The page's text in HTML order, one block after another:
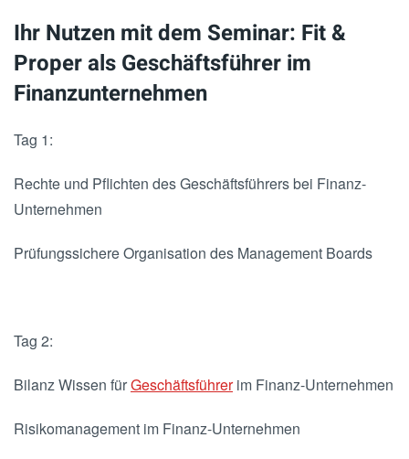
Ihr Nutzen mit dem Seminar: Fit &
Proper als Geschäftsführer im
Finanzunternehmen
Tag 1:
Rechte und Pflichten des Geschäftsführers bei Finanz-
Unternehmen
Prüfungssichere Organisation des Management Boards
Tag 2:
Bilanz Wissen fürGeschäftsführerim Finanz-Unternehmen
Risikomanagement im Finanz-Unternehmen